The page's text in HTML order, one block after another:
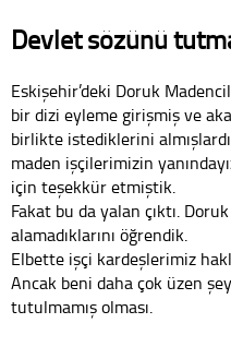
Devlet sözünü
Eskişehir’deki Doruk
bir dizi eyleme girişmiş ve
birlikte istediklerini
maden işçilerimizin
için teşekkür etmiştik.
Fakat bu da yalan çıktı.
alamadıklarını öğrendik.
Elbette işçi kardeşlerimiz
Ancak beni daha çok üzen
tutulmamış olması.